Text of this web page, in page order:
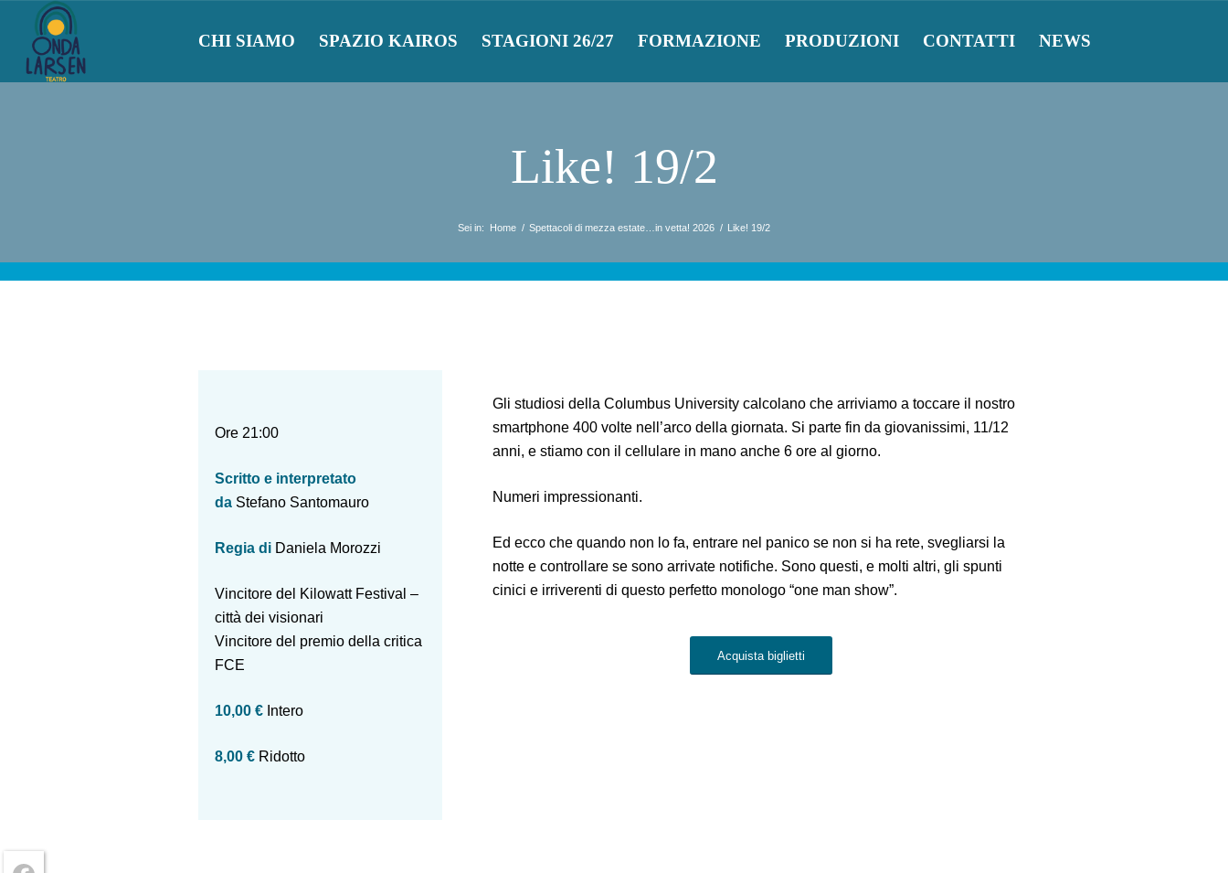
CHI SIAMO SPAZIO KAIROS STAGIONI 26/27 FORMAZIONE PRODUZIONI CONTATTI NEWS
Like! 19/2
Sei in: Home / Spettacoli di mezza estate…in vetta! 2026 / Like! 19/2
Ore 21:00
Scritto e interpretato
da Stefano Santomauro
Regia di Daniela Morozzi
Vincitore del Kilowatt Festival –
città dei visionari
Vincitore del premio della critica
FCE
10,00 € Intero
8,00 € Ridotto
Gli studiosi della Columbus University calcolano che arriviamo a toccare il nostro
smartphone 400 volte nell’arco della giornata. Si parte fin da giovanissimi, 11/12
anni, e stiamo con il cellulare in mano anche 6 ore al giorno.
Numeri impressionanti.
Ed ecco che quando non lo fa, entrare nel panico se non si ha rete, svegliarsi la
notte e controllare se sono arrivate notifiche. Sono questi, e molti altri, gli spunti
cinici e irriverenti di questo perfetto monologo “one man show”.
Acquista biglietti